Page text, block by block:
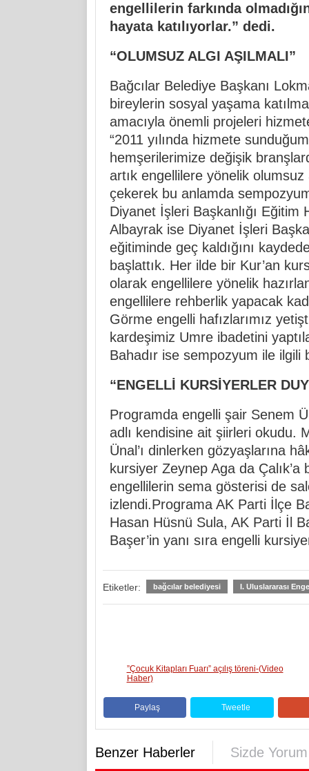
engellilerin farkında
hayata katılıyorlar.” dedi.
“OLUMSUZ ALGI AŞILMALI”
Bağcılar Belediye Başkanı
bireylerin sosyal yaşama
amacıyla önemli projeleri
“2011 yılında hizmete
hemşerilerimize değişik
artık engellilere yönelik olumsuz
çekerek bu anlamda
Diyanet İşleri Başkanlığı Eğitim
Albayrak ise Diyanet İşleri
eğitiminde geç kaldığını
başlattık. Her ilde bir Kur’an
olarak engellilere yönelik
engellilere rehberlik yapacak
Görme engelli hafızlarımız
kardeşimiz Umre ibadetini
Bahadır ise sempozyum ile ilgili
“ENGELLİ KURSİYERLER
Programda engelli şair Senem
adlı kendisine ait şiirleri okudu.
Ünal’ı dinlerken gözyaşlarına
kursiyer Zeynep Aga da Çalık’a
engellilerin sema gösterisi de
izlendi.Programa AK Parti İlçe
Hasan Hüsnü Sula, AK Parti İl
Başer’in yanı sıra engelli
Etiketler: bağcılar belediyesi I. Uluslararası
”Çocuk Kitapları Fuarı” açılış töreni-(Video
Haber)
Paylaş Tweetle
Benzer Haberler Sizde Yorum